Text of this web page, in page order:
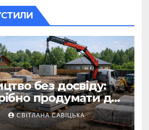
без досвіду:
продумати до
на
СВІТЛАНА САВІЦЬКА